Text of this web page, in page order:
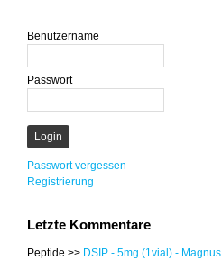
Benutzername
Passwort
Passwort vergessen
Registrierung
Letzte Kommentare
Peptide >> DSIP - 5mg (1vial) - Magnus